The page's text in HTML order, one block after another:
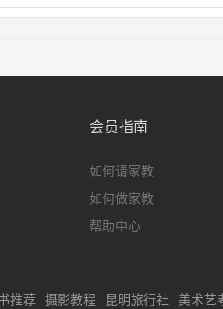
会员指南
如何请家教
如何做家教
帮助中心
推荐 摄影教程 昆明旅行社 美术艺